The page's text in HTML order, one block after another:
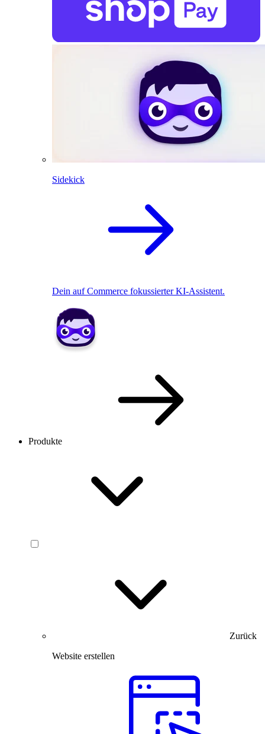
Sidekick
Dein auf Commerce fokussierter KI-Assistent.
Produkte
Zurück
Website erstellen